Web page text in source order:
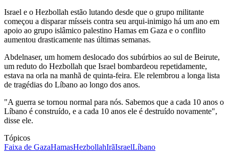
Israel e o Hezbollah estão lutando desde que o grupo militante
começou a disparar mísseis contra seu arqui-inimigo há um ano em
apoio ao grupo islâmico palestino Hamas em Gaza e o conflito
aumentou drasticamente nas últimas semanas.
Abdelnaser, um homem deslocado dos subúrbios ao sul de Beirute,
um reduto do Hezbollah que Israel bombardeou repetidamente,
estava na orla na manhã de quinta-feira. Ele relembrou a longa lista
de tragédias do Líbano ao longo dos anos.
"A guerra se tornou normal para nós. Sabemos que a cada 10 anos o
Líbano é construído, e a cada 10 anos ele é destruído novamente",
disse ele.
Tópicos
Faixa de GazaHamasHezbollahIrãIsraelLíbano